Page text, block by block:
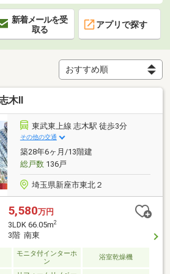
新着メールを受
取る
アプリで探す
木Ⅱ
東武東上線 志木駅 徒歩3分
その他の交通
築28年6ヶ月/13階建
総戸数136戸
埼玉県新座市東北２
5,580万円
3LDK 66.05m2
3階 南東
モニタ付インターホ
ン
浴室乾燥機